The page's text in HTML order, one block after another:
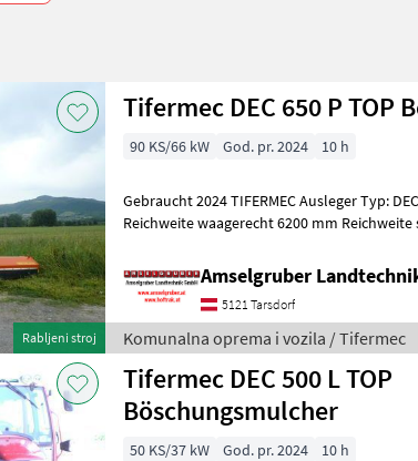
Rabljeni stroj
Tifermec DEC 650 P TOP
90 KS/66 kW God. pr. 2024 10 h
Gebraucht 2024 TIFERMEC Ausleger Typ:
Reichweite waagerecht 6200 mm Reichweite
Amselgruber
5121 Tarsdorf
Komunalna oprema i vozila / Tifermec
Tifermec DEC 500 L TOP
Böschungsmulcher
50 KS/37 kW God. pr. 2024
10 h